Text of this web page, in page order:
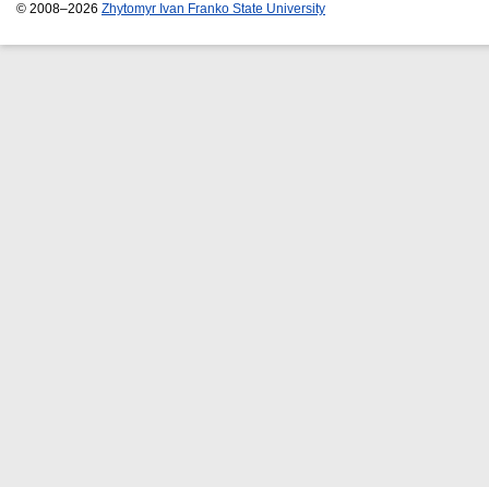
© 2008–2026 Zhytomyr Ivan Franko State University